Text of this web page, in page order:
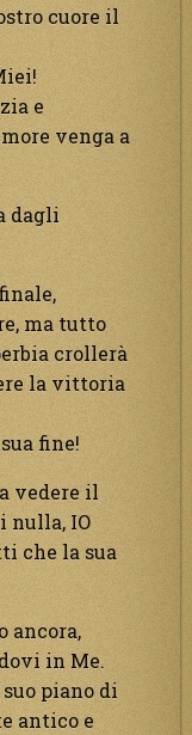
cuore il
e
venga a
dagli
ma tutto
crollerà
la vittoria
fine!
vedere il
nulla, IO
che la sua
ancora,
in Me.
piano di
antico e